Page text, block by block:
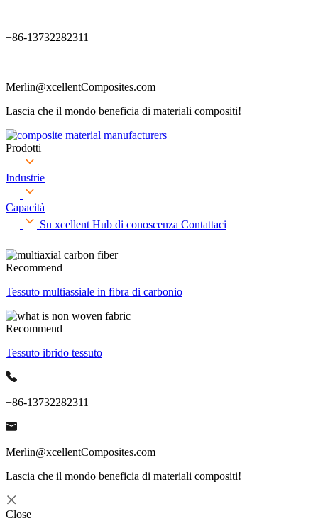
+86-13732282311
Merlin@xcellentComposites.com
Lascia che il mondo beneficia di materiali compositi!
Prodotti
Industrie
Capacità
Su xcellent Hub di conoscenza Contattaci
Recommend
Tessuto multiassiale in fibra di carbonio
Recommend
Tessuto ibrido tessuto
+86-13732282311
Merlin@xcellentComposites.com
Lascia che il mondo beneficia di materiali compositi!
Close